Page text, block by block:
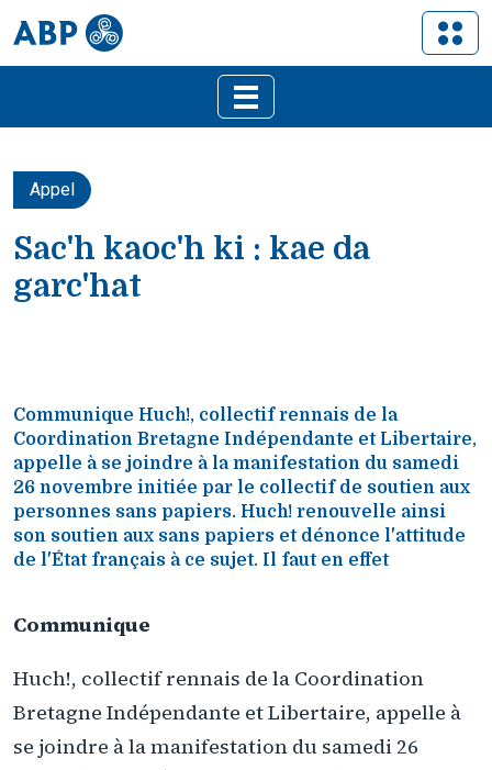
Appel
Sac'h kaoc'h ki : kae da
garc'hat
Communique Huch!, collectif rennais de la
Coordination Bretagne Indépendante et Libertaire,
appelle à se joindre à la manifestation du samedi
26 novembre initiée par le collectif de soutien aux
personnes sans papiers. Huch! renouvelle ainsi
son soutien aux sans papiers et dénonce l'attitude
de l'État français à ce sujet. Il faut en effet
Communique
Huch!, collectif rennais de la Coordination
Bretagne Indépendante et Libertaire, appelle à
se joindre à la manifestation du samedi 26